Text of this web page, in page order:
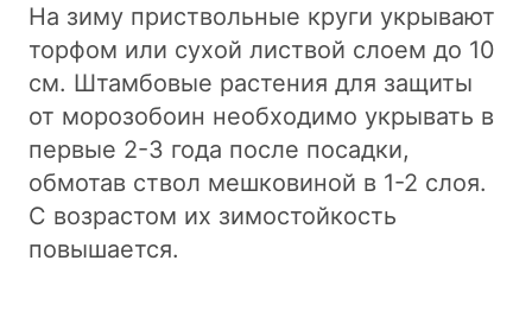
На зиму приствольные круги укрывают
торфом или сухой листвой слоем до 10
см. Штамбовые растения для защиты
от морозобоин необходимо укрывать в
первые 2-3 года после посадки,
обмотав ствол мешковиной в 1-2 слоя.
С возрастом их зимостойкость
повышается.